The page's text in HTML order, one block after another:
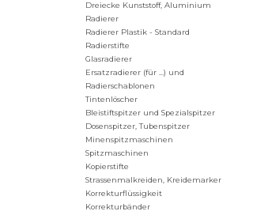
Dreiecke Kunststoff, Aluminium
Radierer
Radierer Plastik - Standard
Radierstifte
Glasradierer
Ersatzradierer (für ...) und
Radierschablonen
Tintenlöscher
Bleistiftspitzer und Spezialspitzer
Dosenspitzer, Tubenspitzer
Minenspitzmaschinen
Spitzmaschinen
Kopierstifte
Strassenmalkreiden, Kreidemarker
Korrekturflüssigkeit
Korrekturbänder